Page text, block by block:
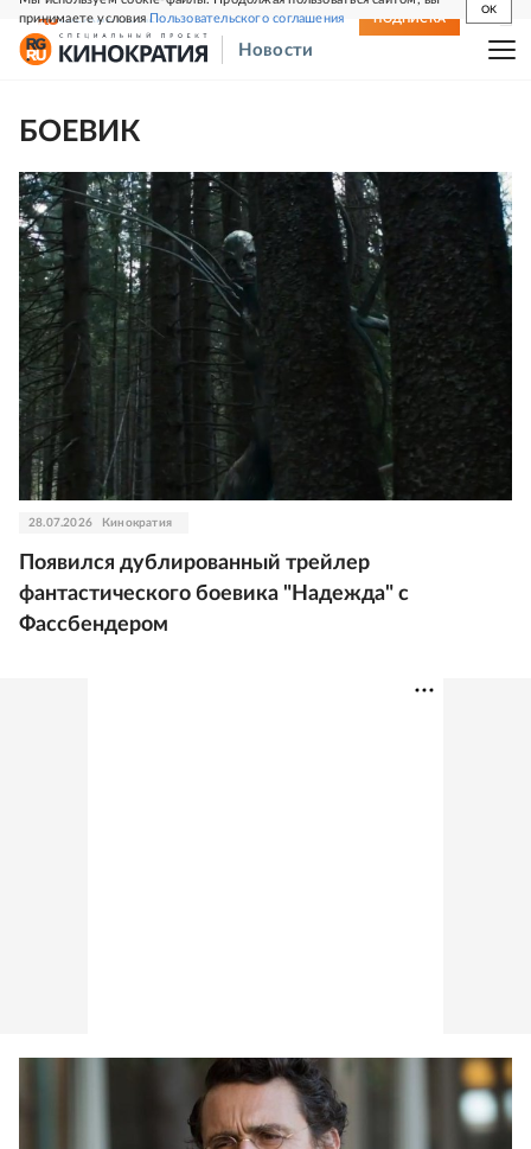
принимаете условияПользовательского соглашения
OK
СВЕЖИЙ НОМЕР ПОДПИСКА
Новости
БОЕВИК
28.07.2026 Кинократия
Появился дублированный трейлер
фантастического боевика "Надежда" с
Фассбендером